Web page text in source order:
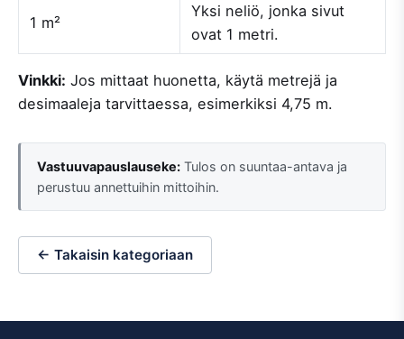
1 m²
Yksi neliö, jonka sivut
ovat 1 metri.
Vinkki: Jos mittaat huonetta, käytä metrejä ja
desimaaleja tarvittaessa, esimerkiksi 4,75 m.
Vastuuvapauslauseke: Tulos on suuntaa-antava ja
perustuu annettuihin mittoihin.
← Takaisin kategoriaan